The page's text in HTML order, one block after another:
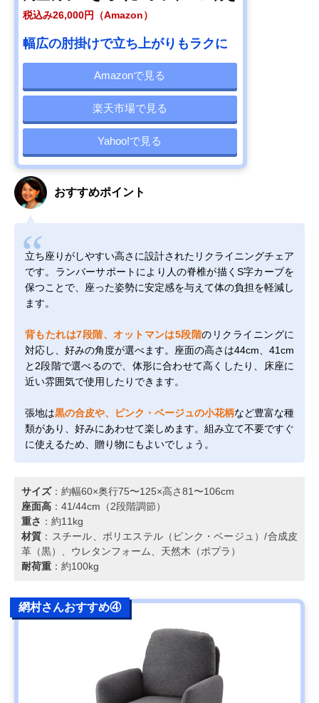
税込み26,000円（Amazon）
幅広の肘掛けで立ち上がりもラクに
Amazonで見る
楽天市場で見る
Yahoo!で見る
おすすめポイント
立ち座りがしやすい高さに設計されたリクライニングチェア
です。ランバーサポートにより人の脊椎が描くS字カーブを
保つことで、座った姿勢に安定感を与えて体の負担を軽減し
ます。
背もたれは7段階、オットマンは5段階のリクライニングに
対応し、好みの角度が選べます。座面の高さは44cm、41cm
と2段階で選べるので、体形に合わせて高くしたり、床座に
近い雰囲気で使用したりできます。
張地は黒の合皮や、ピンク・ベージュの小花柄など豊富な種
類があり、好みにあわせて楽しめます。組み立て不要ですぐ
に使えるため、贈り物にもよいでしょう。
サイズ：約幅60×奥行75〜125×高さ81〜106cm
座面高 ：41/44cm（2段階調節）
重さ ：約11kg
材質 ：スチール、ポリエステル（ピンク・ベージュ）/合成皮
革（黒）、ウレタンフォーム、天然木（ポプラ）
耐荷重 ：約100kg
網村さんおすすめ④